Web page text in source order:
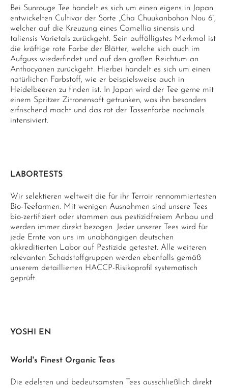
Bei Sunrouge Tee handelt es sich um einen eigens in Japan
entwickelten Cultivar der Sorte „Cha Chuukanbohon Nou 6“,
welcher auf die Kreuzung eines Camellia sinensis und
taliensis Varietals zurückgeht. Sein auffälligstes Merkmal ist
die kräftige rote Farbe der Blätter, welche sich auch im
Aufguss wiederfindet und auf den großen Reichtum an
Anthocyanen zurückgeht. Hierbei handelt es sich um einen
natürlichen Farbstoff, wie er beispielsweise auch in
Heidelbeeren zu finden ist. In Japan wird der Tee gerne mit
einem Spritzer Zitronensaft getrunken, was ihn besonders
erfrischend macht und das rot der Tassenfarbe nochmals
intensiviert.
LABORTESTS
Wir selektieren weltweit die für ihr Terroir rennommiertesten
Bio-Teefarmen. Mit wenigen Ausnahmen sind unsere Tees
bio-zertifiziert oder stammen aus pestizidfreiem Anbau und
werden immer direkt bezogen. Jeder unserer Tees wird für
jede Ernte von uns im unabhängigen deutschen
akkreditierten Labor auf Pestizide getestet. Alle weiteren
relevanten Schadstoffgruppen werden ebenfalls gemäß
unserem detaillierten HACCP-Risikoprofil systematisch
geprüft.
YOSHI EN
World's Finest Organic Teas
Die edelsten und bedeutsamsten Tees ausschließlich direkt